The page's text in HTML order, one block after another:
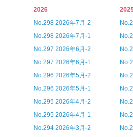
2026
No.298 2026年7月-2
No.298 2026年7月-1
No.297 2026年6月-2
No.297 2026年6月-1
No.296 2026年5月-2
No.296 2026年5月-1
No.295 2026年4月-2
No.295 2026年4月-1
No.294 2026年3月-2